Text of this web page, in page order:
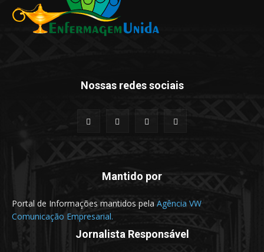
Nossas redes sociais
Mantido por
Portal de Informações mantidos pela Agência VW
Comunicação Empresarial.
Jornalista Responsável